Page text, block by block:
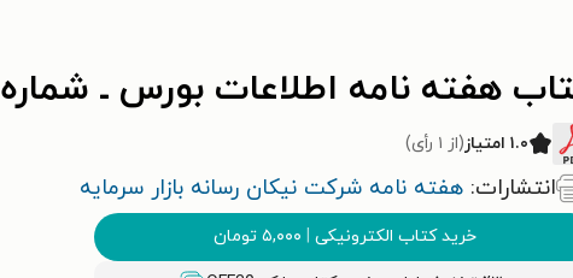
هفته نامه اطلاعات بورس ـ شماره ۴۱۵ ـ ۳ مهر ۱۴۰۰
۱.۰ امتیاز (از ۱ رأی)
انتشارات: هفته نامه شرکت نیکان رسانه بازار سرمایه
خرید کتاب الکترونیکی | ۵,۰۰۰ تومان